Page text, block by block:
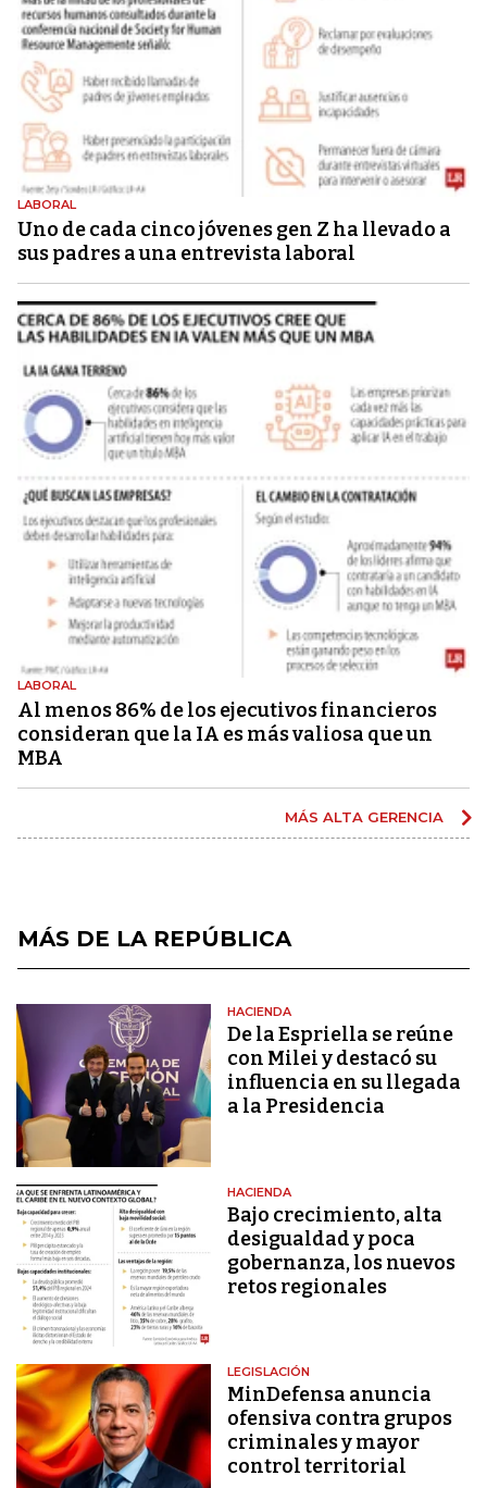
LABORAL
Uno de cada cinco jóvenes gen Z ha llevado a
sus padres a una entrevista laboral
LABORAL
Al menos 86% de los ejecutivos financieros
consideran que la IA es más valiosa que un
MBA
MÁS ALTA GERENCIA
MÁS DE LA REPÚBLICA
HACIENDA
De la Espriella se reúne
con Milei y destacó su
influencia en su llegada
a la Presidencia
HACIENDA
Bajo crecimiento, alta
desigualdad y poca
gobernanza, los nuevos
retos regionales
LEGISLACIÓN
MinDefensa anuncia
ofensiva contra grupos
criminales y mayor
control territorial